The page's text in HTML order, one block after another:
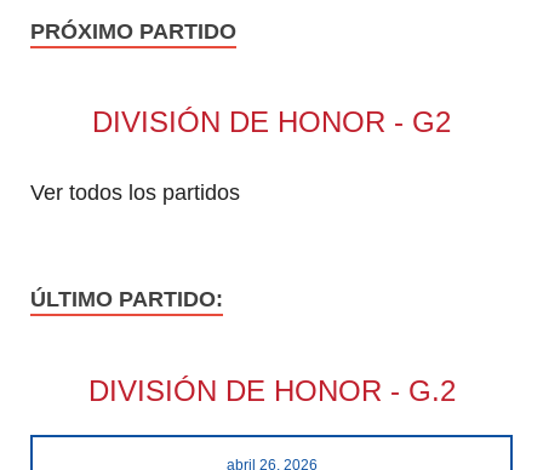
PRÓXIMO PARTIDO
DIVISIÓN DE HONOR - G2
Ver todos los partidos
ÚLTIMO PARTIDO:
DIVISIÓN DE HONOR - G.2
abril 26, 2026